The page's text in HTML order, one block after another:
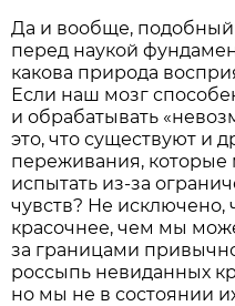
Да и вообще, подобный
перед наукой
какова природа
Если наш мозг
и обрабатывать
это, что существуют и
переживания,
испытать из-за
чувств? Не исключено,
красочнее, чем мы
за границами
россыпь невиданных
но мы не в состоянии